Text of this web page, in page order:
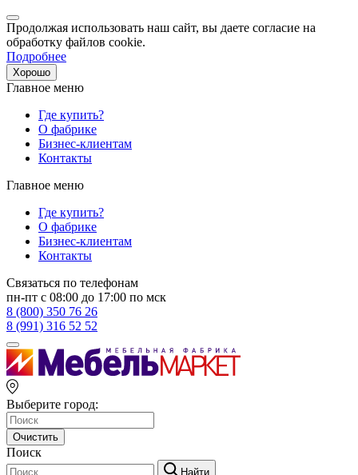
Продолжая использовать наш сайт, вы даете согласие на
обработку файлов cookie.
Подробнее
Хорошо
Главное меню
Где купить?
О фабрике
Бизнес-клиентам
Контакты
Главное меню
Где купить?
О фабрике
Бизнес-клиентам
Контакты
Связаться по телефонам
пн-пт с 08:00 до 17:00 по мск
8 (800) 350 76 26
8 (991) 316 52 52
Выберите город:
Очистить
Поиск
Найти